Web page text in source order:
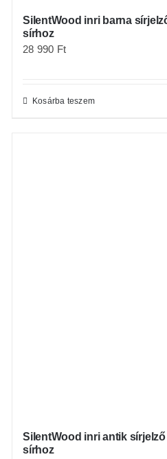
SilentWood inri barna
sírhoz
28 990 Ft
Kosárba teszem
SilentWood inri antik
sírhoz